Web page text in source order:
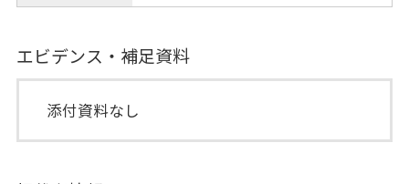
エビデンス・補足資料
添付資料なし